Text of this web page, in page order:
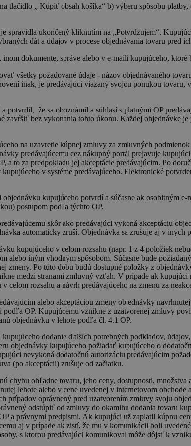
tlačidlo „ Kúpiť obsah košíka“ b) výberu spôsobu
ukončený kliknutím na „Potvrdzujem“.
dát a údajov v procese objednávania tovaru pred
dokumente, správe alebo v e-maili kupujúceho, ktoré
všetky požadované údaje - názov objednávaného
inak, je predávajúci viazaný svojou ponukou tovaru,
že sa oboznámil a súhlasí s platnými OP
bez vykonania tohto úkonu. Každej objednávke
na uzavretie kúpnej zmluvy za zmluvných
predávajúcemu cez nákupný portál prejavuje
to za predpokladu jej akceptácie predávajúcim. Po
v systéme predávajúceho. Elektronické
kupujúceho potvrdí a súčasne ak osobitným e-
postupom podľa týchto OP.
skôr ako predávajúci vykoná akceptáciu
automaticky zruší. Objednávka sa zrušuje aj v iných
kupujúceho v celom rozsahu (napr. 1 z 4 položiek
iným vhodným spôsobom. Súčasne bude
Po túto dobu budú dostupné položky z
medzi stranami zmluvný vzťah. V prípade ak kupujúci
celom rozsahu a návrh predávajúceho na zmenu za
alebo akceptáciou zmeny objednávky
OP. Kupujúcemu vznikne z uzatvorenej zmluvy
objednávku v lehote podľa čl. 4.1 OP.
dodanie ďalších potrebných podkladov,
objednávky kupujúceho požiadať kupujúceho o
nevykoná dodatočnú autorizáciu predávajúcim
(po akceptácii) zrušuje od začiatku.
ohľadne tovaru, jeho ceny, dostupnosti, množstva
lehote alebo v cene uvedenej v internetovom
oprávnený pred uzatvorením zmluvy svoju
odstúpiť od zmluvy do okamihu dodania tovaru
a právnymi predpismi. Ak kupujúci už zaplatil kúpnu
aj v prípade ak zistí, že mu v komunikácii boli
s ktorou predávajúci komunikoval môže dôjsť k
cookie je spojený s Google Universal Analytics - čo je
bežnejšie používanej analytickej služby spoločnosti Google.
sa používa na odlíšenie jedinečných používateľov priradením
čísla ako identifikátora klienta. Je zahrnutá v každej
na webe a slúži na výpočet údajov o návštevníkoch,
webovú stránku, a o akejkoľvek reklame, ktorú mohol koncový
uvedenej webovej stránky.
radu reklamných produktov, ako napríklad ponúkanie cien v
tretích strán
20 dní